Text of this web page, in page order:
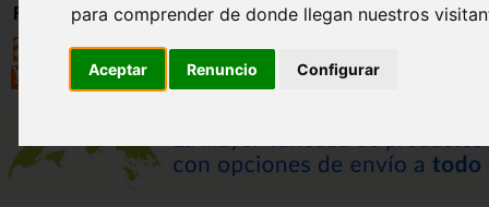
para comprender de donde llegan nuestros
Aceptar Renuncio Configurar
Registro